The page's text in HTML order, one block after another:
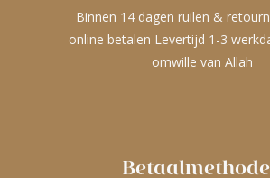
Binnen 14 dagen ruilen &
online betalen Levertijd 1-3
omwille van Allah